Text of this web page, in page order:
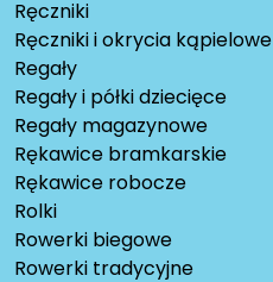
Ręczniki
Ręczniki i okrycia kąpielowe
Regały
Regały i półki dziecięce
Regały magazynowe
Rękawice bramkarskie
Rękawice robocze
Rolki
Rowerki biegowe
Rowerki tradycyjne